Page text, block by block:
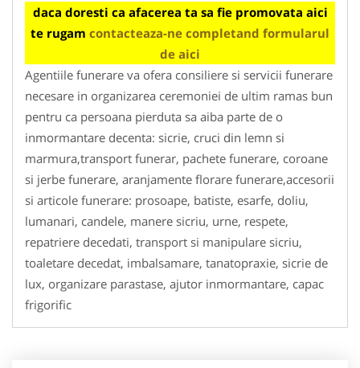
daca doresti ca afacerea ta sa fie promovata aici
te rugam contacteaza-ne completand formularul
de aici
Agentiile funerare va ofera consiliere si servicii funerare
necesare in organizarea ceremoniei de ultim ramas bun
pentru ca persoana pierduta sa aiba parte de o
inmormantare decenta: sicrie, cruci din lemn si
marmura,transport funerar, pachete funerare, coroane
si jerbe funerare, aranjamente florare funerare,accesorii
si articole funerare: prosoape, batiste, esarfe, doliu,
lumanari, candele, manere sicriu, urne, respete,
repatriere decedati, transport si manipulare sicriu,
toaletare decedat, imbalsamare, tanatopraxie, sicrie de
lux, organizare parastase, ajutor inmormantare, capac
frigorific